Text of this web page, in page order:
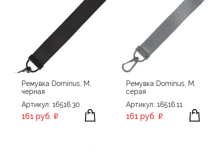
Ремувка Dominus, М,
черная
Артикул: 16516.30
161 руб.
Ремувка Dominus, М,
серая
Артикул: 16516.11
161 руб.